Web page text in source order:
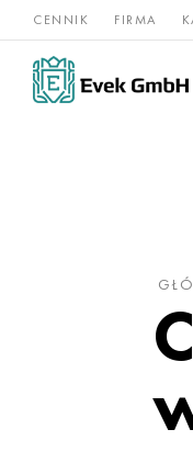
CENNIK FIRMA
Stopy
niklu